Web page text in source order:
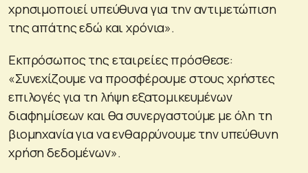
χρησιμοποιεί υπεύθυνα για την αντιμετώπιση
της απάτης εδώ και χρόνια».
Εκπρόσωπος της εταιρείες πρόσθεσε:
«Συνεχίζουμε να προσφέρουμε στους χρήστες
επιλογές για τη λήψη εξατομικευμένων
διαφημίσεων και θα συνεργαστούμε με όλη τη
βιομηχανία για να ενθαρρύνουμε την υπεύθυνη
χρήση δεδομένων».